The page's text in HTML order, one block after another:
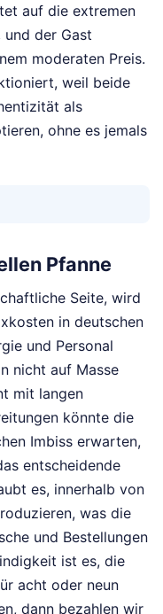
auf die extremen
und der Gast
moderaten Preis.
weil beide
als
ohne es jemals
Pfanne
Seite, wird
in deutschen
und Personal
nicht auf Masse
mit langen
könnte die
Imbiss erwarten,
entscheidende
es, innerhalb von
was die
und Bestellungen
ist es, die
acht oder neun
dann bezahlen wir